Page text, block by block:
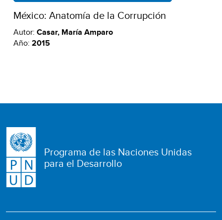
México: Anatomía de la Corrupción
Autor: Casar, María Amparo
Año: 2015
Programa de las Naciones Unidas
para el Desarrollo